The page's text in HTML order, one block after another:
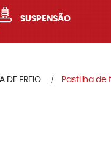
SUSPENSÃO
DE FREIO Pastilha de